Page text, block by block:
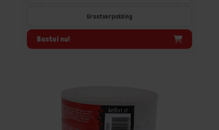
Grootverpakking
Bestel nu!